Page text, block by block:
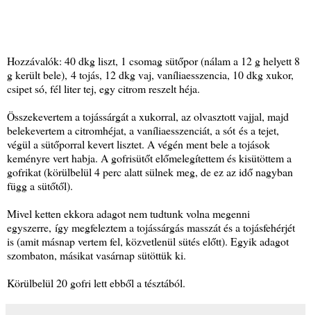
Hozzávalók: 40 dkg liszt, 1 csomag sütőpor (nálam a 12 g helyett 8
g került bele), 4 tojás, 12 dkg vaj, vaníliaesszencia, 10 dkg xukor,
csipet só, fél liter tej, egy citrom reszelt héja.
Összekevertem a tojássárgát a xukorral, az olvasztott vajjal, majd
belekevertem a citromhéjat, a vaníliaesszenciát, a sót és a tejet,
végül a sütőporral kevert lisztet. A végén ment bele a tojások
keményre vert habja. A gofrisütőt előmelegítettem és kisütöttem a
gofrikat (körülbelül 4 perc alatt sülnek meg, de ez az idő nagyban
függ a sütőtől).
Mivel ketten ekkora adagot nem tudtunk volna megenni
egyszerre, így megfeleztem a tojássárgás masszát és a tojásfehérjét
is (amit másnap vertem fel, közvetlenül sütés előtt). Egyik adagot
szombaton, másikat vasárnap sütöttük ki.
Körülbelül 20 gofri lett ebből a tésztából.